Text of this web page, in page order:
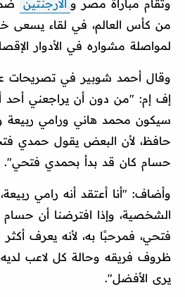
وتقام مباراة مصر و الأرجنتين
من كأس العالم، في لقاء يسعى
لمواصلة مشواره في الأدوار
وقال أحمد شوبير في تصريحات
إف إم: "من دون أن يراجعني أحد
سيكون محمد هاني ورامي ربيعة
حافظ، لأن البعض يقول حمدي
حسام كان قد بدأ بحمدي فتحي".
وأضاف: "أنا أعتقد أنه رامي
الشخصية، وإذا افترضنا أن
فتحي، فمرحبًا به، لأنه يعرف
ظروف فريقه وحالة كل لاعب لديه،
يرى الأفضل".